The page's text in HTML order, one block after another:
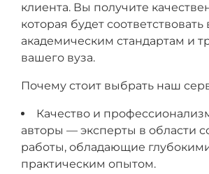
клиента. Вы получите
которая будет соответствовать
академическим стандартам и
вашего вуза.
Почему стоит выбрать наш
Качество и
авторы — эксперты в области
работы, обладающие
практическим опытом.